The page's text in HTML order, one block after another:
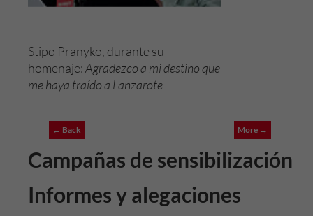
Stipo Pranyko, durante su
homenaje:Agradezco a mi destino que
me haya traído a Lanzarote
More →
← Back
Campañas de sensibilización
Informes y alegaciones